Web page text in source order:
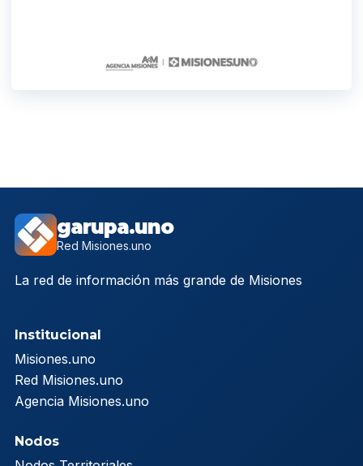
garupa.uno
Red Misiones.uno
La red de información más grande de Misiones
Institucional
Misiones.uno
Red Misiones.uno
Agencia Misiones.uno
Nodos